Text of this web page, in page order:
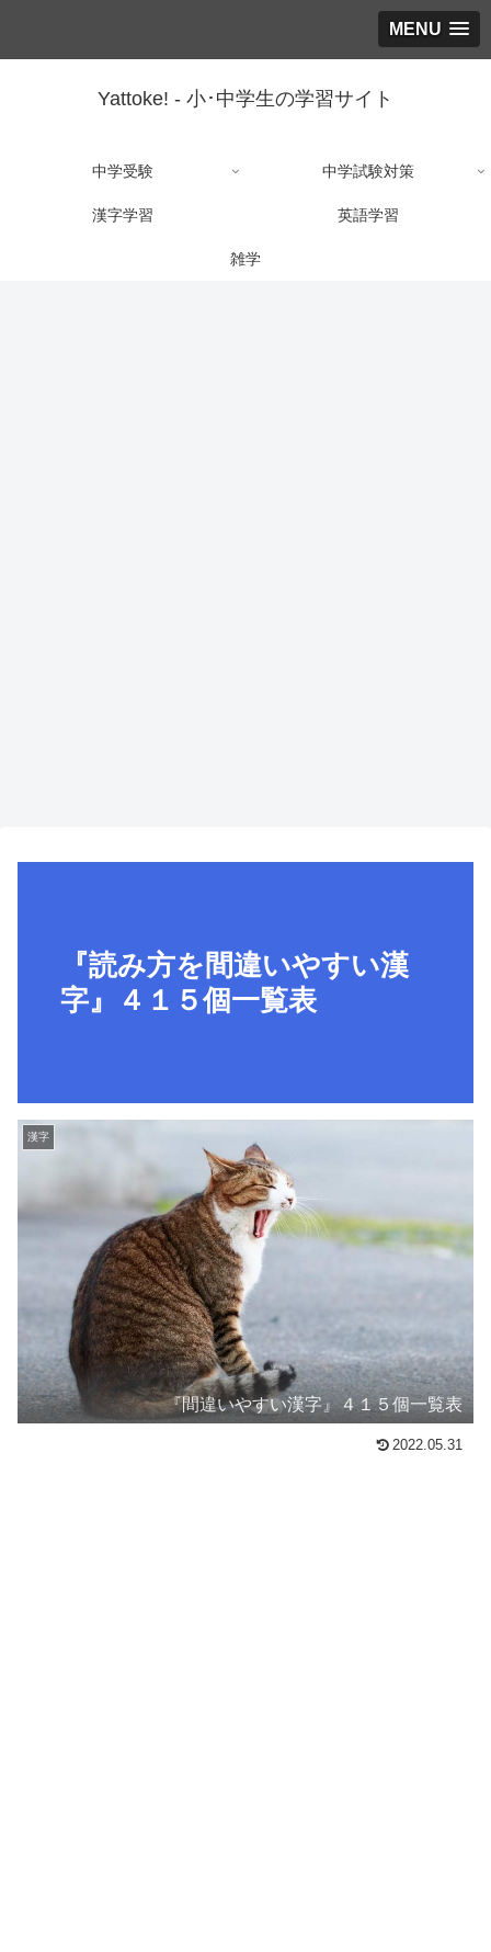
MENU
Yattoke! - 小･中学生の学習サイト
中学受験 中学試験対策
漢字学習 英語学習
雑学
『読み方を間違いやすい漢
字』４１５個一覧表
漢字
『間違いやすい漢字』４１５個一覧表
2022.05.31